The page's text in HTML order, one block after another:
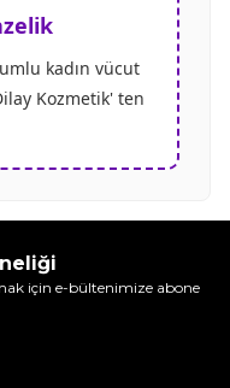
kadın vücut
Kozmetik' ten
için e-bültenimize abone